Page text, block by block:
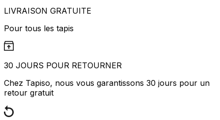
LIVRAISON GRATUITE
Pour tous les tapis
30 JOURS POUR RETOURNER
Chez Tapiso, nous vous garantissons 30 jours pour un
retour gratuit